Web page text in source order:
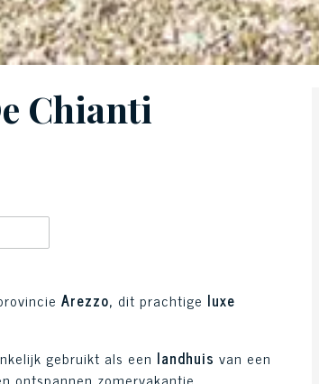
Chianti
Arezzo, dit prachtige luxe
gebruikt als een landhuis van een